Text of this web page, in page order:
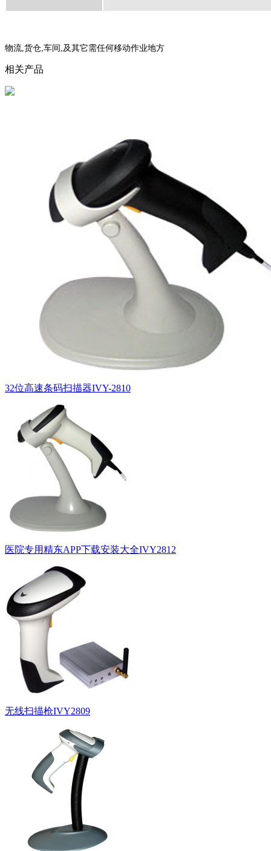
物流,货仓,车间,及其它需任何移动作业地方
相关产品
32位高速条码扫描器IVY-2810
医院专用精东APP下载安装大全IVY2812
无线扫描枪IVY2809